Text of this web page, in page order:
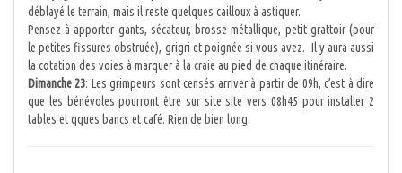
déblayé le terrain, mais il reste quelques cailloux à astiquer.
Pensez à apporter gants, sécateur, brosse métallique, petit grattoir (pour
le petites fissures obstruée), grigri et poignée si vous avez. Il y aura aussi
la cotation des voies à marquer à la craie au pied de chaque itinéraire.
Dimanche 23: Les grimpeurs sont censés arriver à partir de 09h, c’est à dire
que les bénévoles pourront être sur site site vers 08h45 pour installer 2
tables et qques bancs et café. Rien de bien long.